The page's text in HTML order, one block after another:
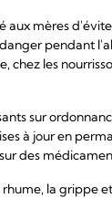
aux mères
pendant
chez les
sur
à jour en
des
la grippe